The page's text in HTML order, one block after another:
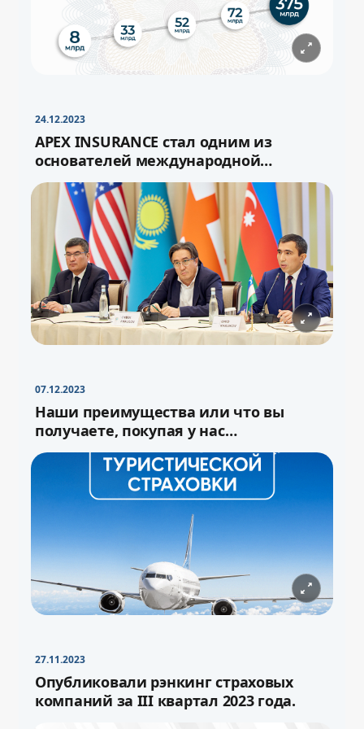
16pt + Свернуть
− 16pt + Свернуть
24.12.2023
APEX INSURANCE стал одним из
основателей международной
перестраховочной ёмкости «Turan»
07.12.2023
Наши преимущества или что вы
получаете, покупая у нас
туристическую страховку
− 16pt
27.11.2023
Опубликовали рэнкинг страховых
компаний за III квартал 2023 года.